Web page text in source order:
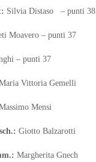
Silvia Distaso – punti 38
Moavero – punti 37
– punti 37
Vittoria Gemelli
Mensi
Giotto Balzarotti
Margherita Gnech